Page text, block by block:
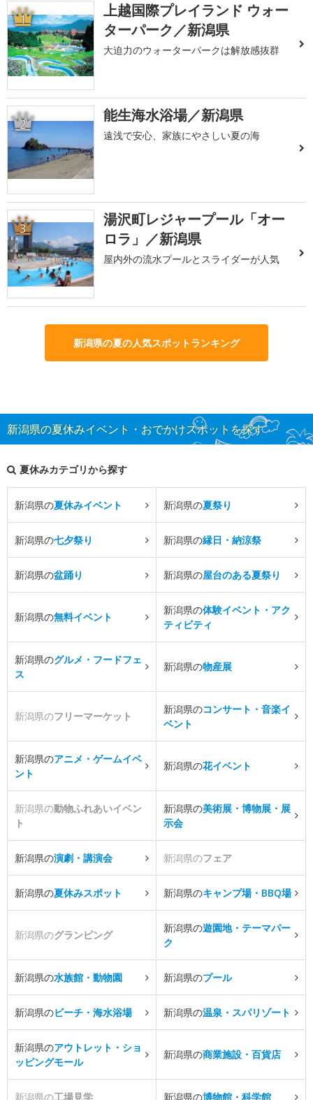
1
上越国際プレイランド ウォー
ターパーク／新潟県
大迫力のウォーターパークは解放感抜群
2 能生海水浴場／新潟県
遠浅で安心、家族にやさしい夏の海
3
湯沢町レジャープール「オー
ロラ」／新潟県
屋内外の流水プールとスライダーが人気
新潟県の夏の人気スポットランキング
新潟県の夏休みイベント・おでかけスポットを探す
夏休みカテゴリから探す
新潟県の夏休みイベント 新潟県の夏祭り
新潟県の七夕祭り 新潟県の縁日・納涼祭
新潟県の盆踊り 新潟県の屋台のある夏祭り
新潟県の無料イベント
新潟県の体験イベント・アク
ティビティ
新潟県のグルメ・フードフェ
ス
新潟県の物産展
新潟県のフリーマーケット
新潟県のコンサート・音楽イ
ベント
新潟県のアニメ・ゲームイベ
ント
新潟県の花イベント
新潟県の動物ふれあいイベン
ト
新潟県の美術展・博物展・展
示会
新潟県の演劇・講演会 新潟県のフェア
新潟県の夏休みスポット 新潟県のキャンプ場・BBQ場
新潟県のグランピング
新潟県の遊園地・テーマパー
ク
新潟県の水族館・動物園 新潟県のプール
新潟県のビーチ・海水浴場 新潟県の温泉・スパリゾート
新潟県のアウトレット・ショ
ッピングモール
新潟県の商業施設・百貨店
新潟県の工場見学 新潟県の博物館・科学館